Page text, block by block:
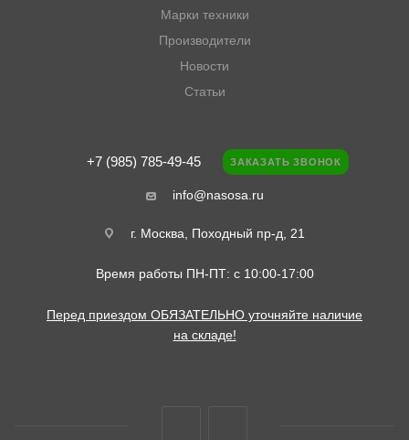
Марки техники
Производители
Новости
Статьи
+7 (985) 785-49-45 ЗАКАЗАТЬ ЗВОНОК
info@nasosa.ru
г. Москва, Походный пр-д, 21
Время работы ПН-ПТ: с 10:00-17:00
Перед приездом ОБЯЗАТЕЛЬНО уточняйте наличие
на складе!